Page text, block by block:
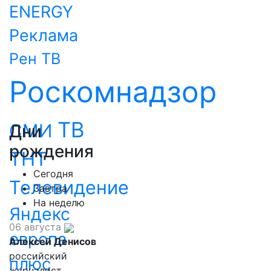
ENERGY
Реклама
Рен ТВ
Роскомнадзор
СМИ ТВ
ТНТ
Телевидение
Яндекс
европа
плюс
Дни
рождения
Сегодня
Завтра
На неделю
06 августа
Алексей Денисов
российский